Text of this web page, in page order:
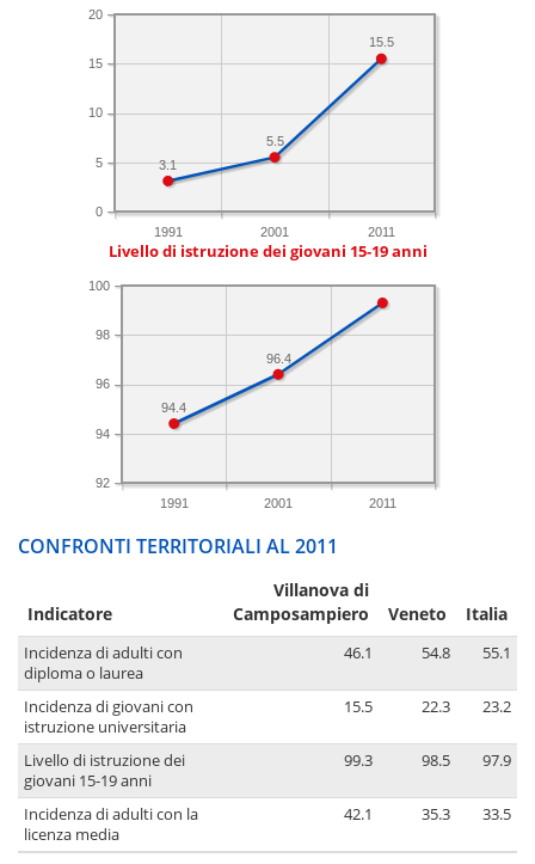
1991 2001 2011
0
5
10
15
20
15.5
5.5
3.1
Livello di istruzione dei giovani 15-19 anni
1991 2001 2011
92
94
96
98
100
96.4
94.4
CONFRONTI TERRITORIALI AL 2011
Indicatore
Villanova di
Camposampiero
Veneto Italia
Incidenza di adulti con
diploma o laurea
46.1 54.8 55.1
Incidenza di giovani con
istruzione universitaria
15.5 22.3 23.2
Livello di istruzione dei
giovani 15-19 anni
99.3 98.5 97.9
Incidenza di adulti con la
licenza media
42.1 35.3 33.5